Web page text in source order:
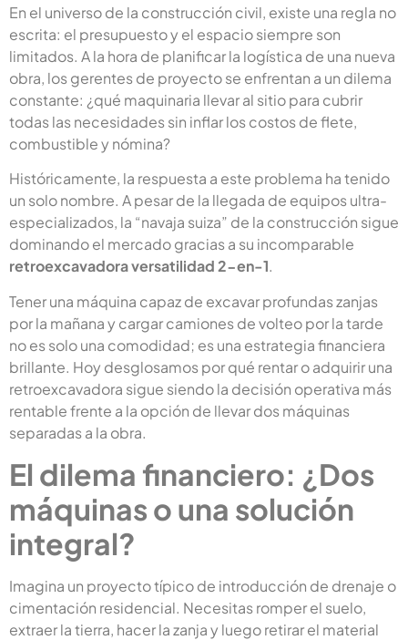
En el universo de la construcción civil, existe una regla no
escrita: el presupuesto y el espacio siempre son
limitados. A la hora de planificar la logística de una nueva
obra, los gerentes de proyecto se enfrentan a un dilema
constante: ¿qué maquinaria llevar al sitio para cubrir
todas las necesidades sin inflar los costos de flete,
combustible y nómina?
Históricamente, la respuesta a este problema ha tenido
un solo nombre. A pesar de la llegada de equipos ultra-
especializados, la “navaja suiza” de la construcción sigue
dominando el mercado gracias a su incomparable
retroexcavadora versatilidad 2-en-1.
Tener una máquina capaz de excavar profundas zanjas
por la mañana y cargar camiones de volteo por la tarde
no es solo una comodidad; es una estrategia financiera
brillante. Hoy desglosamos por qué rentar o adquirir una
retroexcavadora sigue siendo la decisión operativa más
rentable frente a la opción de llevar dos máquinas
separadas a la obra.
El dilema financiero: ¿Dos
máquinas o una solución
integral?
Imagina un proyecto típico de introducción de drenaje o
cimentación residencial. Necesitas romper el suelo,
extraer la tierra, hacer la zanja y luego retirar el material